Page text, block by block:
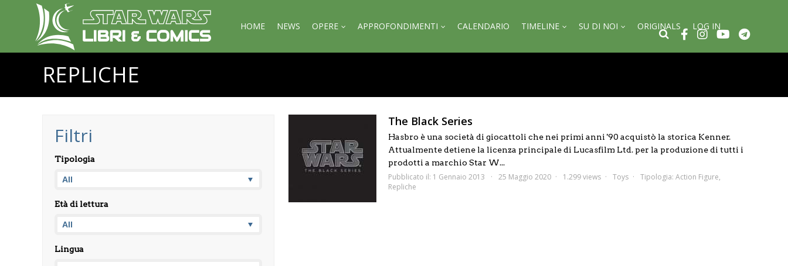
HOME NEWS OPERE APPROFONDIMENTI CALENDARIO TIMELINE SU DI NOI ORIGINALS LOG IN
REPLICHE
The Black Series
Hasbro è una società di giocattoli che nei primi anni '90 acquistò la storica Kenner.
Attualmente detiene la licenza principale di Lucasfilm Ltd. per la produzione di tutti i
prodotti a marchio Star W...
Pubblicato il: 1 Gennaio 2013 25 Maggio 2020 1.299 views Toys Tipologia: Action Figure,
Repliche
Filtri
Tipologia
Età di lettura
Lingua